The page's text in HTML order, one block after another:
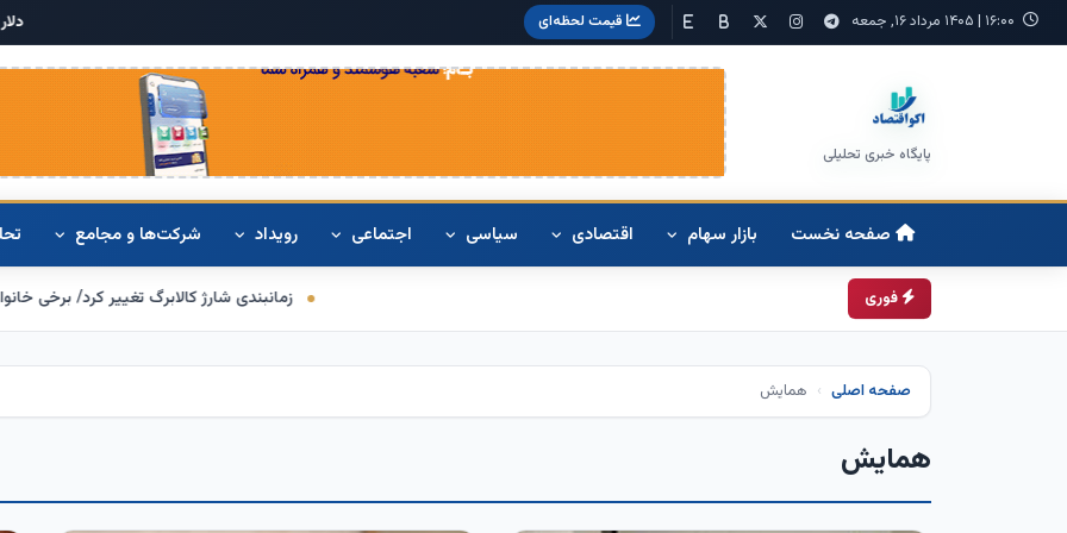
۱۶:۰۰ | ۱۴۰۵ مرداد ۱۶, جمعه قیمت لحظه‌ای یورو:
پایگاه خبری تحلیلی
صفحه نخست بازار سهام اقتصادی سیاسی اجتماعی رویداد شرکت‌ها و مجامع
فوری زمانبندی شارژ کالابرگ تغییر کرد/ برخی خانوارها اعتبار را ماه بعد دریافت می‌کنند
صفحه اصلی همایش
همایش